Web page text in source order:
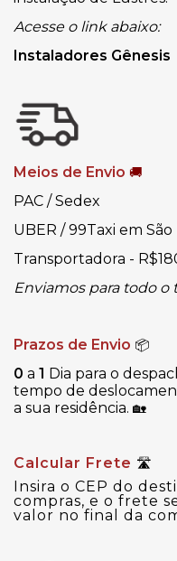
Acesse o link abaixo:
Instaladores Gênesis
Meios de Envio 🚚
PAC / Sedex
UBER / 99Taxi em
Transportadora -
Enviamos para todo
Prazos de Envio 📦
0 a 1 Dia para o
tempo de
a sua residência. 🏡
Calcular Frete 🛣
Insira o CEP do
compras, e o frete
valor no final da